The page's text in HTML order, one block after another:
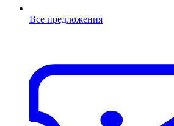
Все предложения